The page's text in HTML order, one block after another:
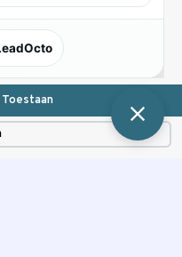
ervoor te zorgen dat jij de
krijgt. Lees meer in ons
Toestaan